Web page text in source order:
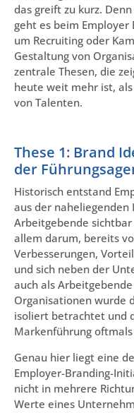
das greift zu kurz.
geht es beim
um Recruiting oder
Gestaltung von
zentrale Thesen, die
heute weit mehr ist,
von Talenten.
These 1: Brand
der
Historisch entstand
aus der
Arbeitgebende
allem darum, bereits
Verbesserungen,
und sich neben der
auch als
Organisationen wurde
isoliert betrachtet und
Markenführung
Genau hier liegt eine
Employer-Branding-
nicht in mehrere
Werte eines